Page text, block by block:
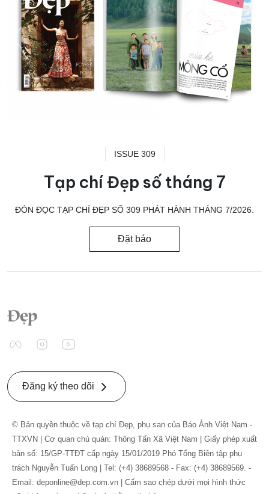
ISSUE 309
Tạp chí Đẹp số tháng 7
ĐÓN ĐỌC TẠP CHÍ ĐẸP SỐ 309 PHÁT HÀNH THÁNG 7/2026.
Đặt báo
Đăng ký theo dõi
© Bản quyền thuộc về tạp chí Đẹp, phụ san của Báo Ảnh Việt Nam -
TTXVN | Cơ quan chủ quản: Thông Tấn Xã Việt Nam | Giấy phép xuất
bản số: 15/GP-TTĐT cấp ngày 15/01/2019 Phó Tổng Biên tập phụ
trách Nguyễn Tuấn Long | Tel: (+4) 38689568 - Fax: (+4) 38689569. -
Email: deponline@dep.com.vn | Cấm sao chép dưới mọi hình thức